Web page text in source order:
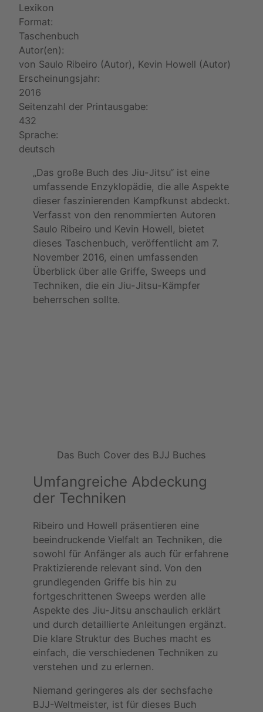
Lexikon
Format:
Taschenbuch
Autor(en):
von Saulo Ribeiro (Autor), Kevin Howell (Autor)
Erscheinungsjahr:
2016
Seitenzahl der Printausgabe:
432
Sprache:
deutsch
„Das große Buch des Jiu-Jitsu“ ist eine
umfassende Enzyklopädie, die alle Aspekte
dieser faszinierenden Kampfkunst abdeckt.
Verfasst von den renommierten Autoren
Saulo Ribeiro und Kevin Howell, bietet
dieses Taschenbuch, veröffentlicht am 7.
November 2016, einen umfassenden
Überblick über alle Griffe, Sweeps und
Techniken, die ein Jiu-Jitsu-Kämpfer
beherrschen sollte.
Das Buch Cover des BJJ Buches
Umfangreiche Abdeckung
der Techniken
Ribeiro und Howell präsentieren eine
beeindruckende Vielfalt an Techniken, die
sowohl für Anfänger als auch für erfahrene
Praktizierende relevant sind. Von den
grundlegenden Griffe bis hin zu
fortgeschrittenen Sweeps werden alle
Aspekte des Jiu-Jitsu anschaulich erklärt
und durch detaillierte Anleitungen ergänzt.
Die klare Struktur des Buches macht es
einfach, die verschiedenen Techniken zu
verstehen und zu erlernen.
Niemand geringeres als der sechsfache
BJJ-Weltmeister, ist für dieses Buch